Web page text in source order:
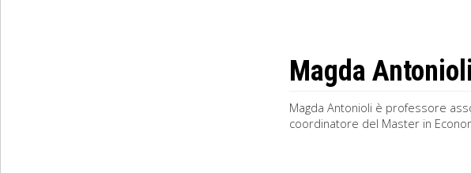
Magda Antonioli
Magda Antonioli è professore
coordinatore del Master in